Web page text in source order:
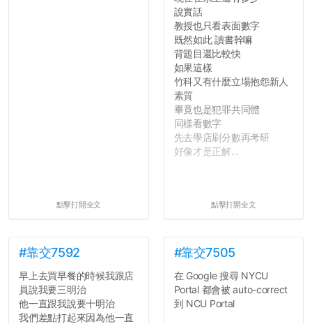
點擊打開全文
說實話
教授也只看表面數字
既然如此 讀書幹嘛
背題目還比較快
如果這樣
竹科又有什麼立場抱怨新人
素質
畢竟也是犯罪共同體
同樣看數字
先去學店刷分數再考研
好像才是正解...
點擊打開全文
#靠交7592
早上去買早餐的時候我跟店
員說我要三明治
他一直跟我說要十明治
我們差點打起來因為他一直
#靠交7505
在 Google 搜尋 NYCU
Portal 都會被 auto-correct
到 NCU Portal